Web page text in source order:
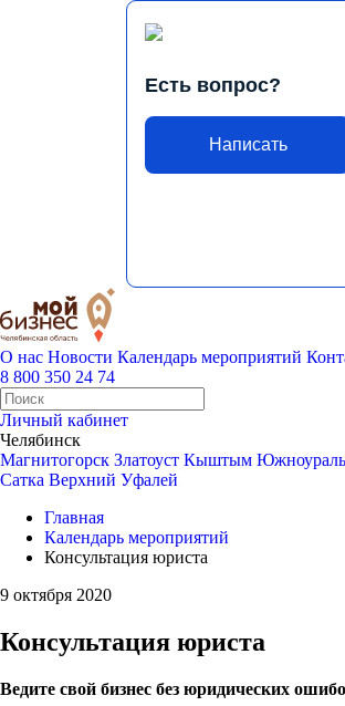
Есть вопрос?
Написать
О нас Новости Календарь мероприятий
8 800 350 24 74
Личный кабинет
Челябинск
Магнитогорск Златоуст Кыштым
Сатка Верхний Уфалей
Главная
Календарь мероприятий
Консультация юриста
9 октября 2020
Консультация юриста
Ведите свой бизнес без юридических